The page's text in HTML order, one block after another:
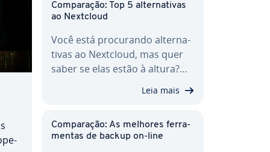
Com­pa­ra­ção: Top 5 al­ter­na­ti­vas
ao Nextcloud
Você está pro­cu­rando al­ter­na­
ti­vas ao Nextcloud, mas quer
saber se elas estão à altura?…
Leia mais
Com­pa­ra­ção: As melhores fer­ra­
men­tas de backup on-line